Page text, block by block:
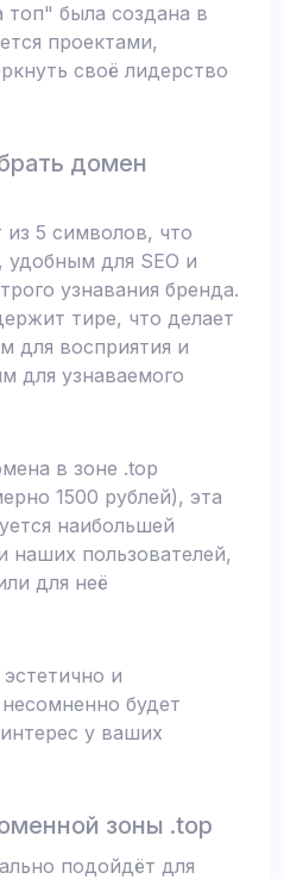
топ" была создана в
проектами,
своё лидерство
домен
5 символов, что
удобным для SEO и
узнавания бренда.
тире, что делает
для восприятия и
для узнаваемого
в зоне .top
1500 рублей), эта
наибольшей
наших пользователей,
для неё
и
будет
у ваших
зоны .top
подойдёт для